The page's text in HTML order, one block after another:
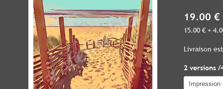
19.00 €
15.00 € +
Livraison
2 versions